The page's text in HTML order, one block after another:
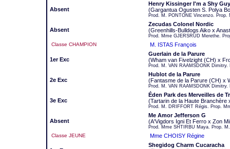
Absent
Henry Kissinger I'm a Shy Guy
(Gargantua Ogusten S. Polya
Prod. M. PONTONE Vincenzo. Prop.
Absent
Zecudas Colonel Nordic
(Greenhills-Bulldogs Aiko x
Prod. Mme GJERSRUD Merethe.
Classe CHAMPION M. ISTAS François
1er Exc
Guerlain de la Parure
(Wham van Fivelzight (CH) x
Prod. M. VAN RAAMSDONK
2e Exc
Hublot de la Parure
(Fantasme de la Parure (CH) x
Prod. M. VAN RAAMSDONK
3e Exc
Éden Park des Merveilles de
(Tartarin de la Haute Branchère
Prod. M. DRIFFORT Régis. Prop.
Absent
Me Amor Jefferson G
(A'Vigdors Igni Et Ferro x Zon
Prod. Mme SHTIRBU Maya. Prop.
Classe JEUNE Mme CHOISY Régine
Shegidog Charm Cucaracha